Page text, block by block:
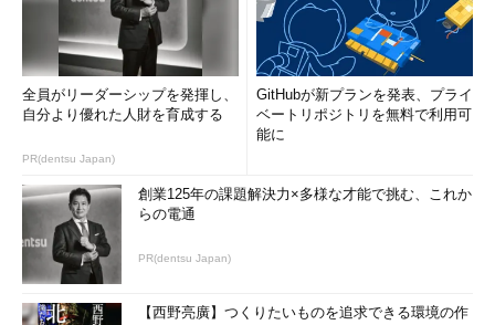
全員がリーダーシップを発揮し、
自分より優れた人財を育成する
PR(dentsu Japan)
GitHubが新プランを発表、プライ
ベートリポジトリを無料で利用可
能に
創業125年の課題解決力×多様な才能で挑む、これか
らの電通
PR(dentsu Japan)
【西野亮廣】つくりたいものを追求できる環境の作